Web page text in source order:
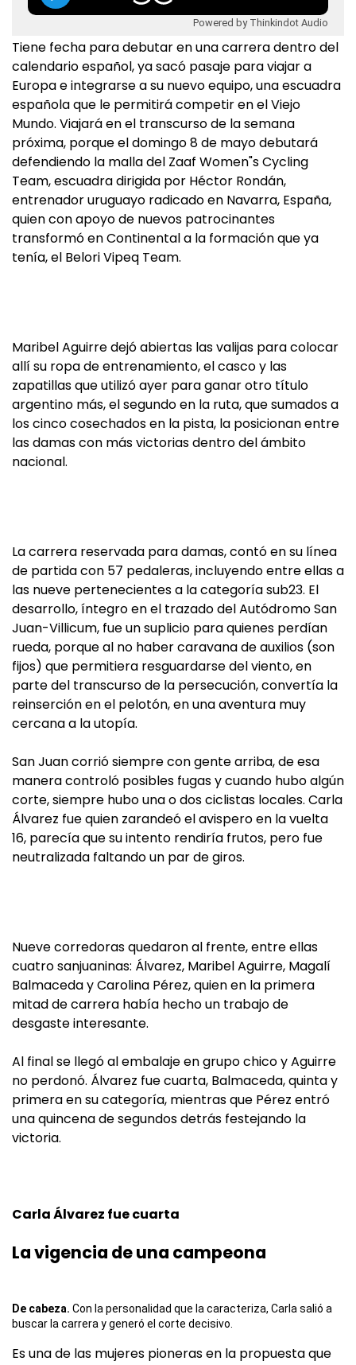
Powered by Thinkindot Audio
Tiene fecha para debutar en una carrera dentro del
calendario español, ya sacó pasaje para viajar a
Europa e integrarse a su nuevo equipo, una escuadra
española que le permitirá competir en el Viejo
Mundo. Viajará en el transcurso de la semana
próxima, porque el domingo 8 de mayo debutará
defendiendo la malla del Zaaf Women"s Cycling
Team, escuadra dirigida por Héctor Rondán,
entrenador uruguayo radicado en Navarra, España,
quien con apoyo de nuevos patrocinantes
transformó en Continental a la formación que ya
tenía, el Belori Vipeq Team.
Maribel Aguirre dejó abiertas las valijas para colocar
allí su ropa de entrenamiento, el casco y las
zapatillas que utilizó ayer para ganar otro título
argentino más, el segundo en la ruta, que sumados a
los cinco cosechados en la pista, la posicionan entre
las damas con más victorias dentro del ámbito
nacional.
La carrera reservada para damas, contó en su línea
de partida con 57 pedaleras, incluyendo entre ellas a
las nueve pertenecientes a la categoría sub23. El
desarrollo, íntegro en el trazado del Autódromo San
Juan-Villicum, fue un suplicio para quienes perdían
rueda, porque al no haber caravana de auxilios (son
fijos) que permitiera resguardarse del viento, en
parte del transcurso de la persecución, convertía la
reinserción en el pelotón, en una aventura muy
cercana a la utopía.
San Juan corrió siempre con gente arriba, de esa
manera controló posibles fugas y cuando hubo algún
corte, siempre hubo una o dos ciclistas locales. Carla
Álvarez fue quien zarandeó el avispero en la vuelta
16, parecía que su intento rendiría frutos, pero fue
neutralizada faltando un par de giros.
Nueve corredoras quedaron al frente, entre ellas
cuatro sanjuaninas: Álvarez, Maribel Aguirre, Magalí
Balmaceda y Carolina Pérez, quien en la primera
mitad de carrera había hecho un trabajo de
desgaste interesante.
Al final se llegó al embalaje en grupo chico y Aguirre
no perdonó. Álvarez fue cuarta, Balmaceda, quinta y
primera en su categoría, mientras que Pérez entró
una quincena de segundos detrás festejando la
victoria.
Carla Álvarez fue cuarta
La vigencia de una campeona
De cabeza. Con la personalidad que la caracteriza, Carla salió a
buscar la carrera y generó el corte decisivo.
Es una de las mujeres pioneras en la propuesta que